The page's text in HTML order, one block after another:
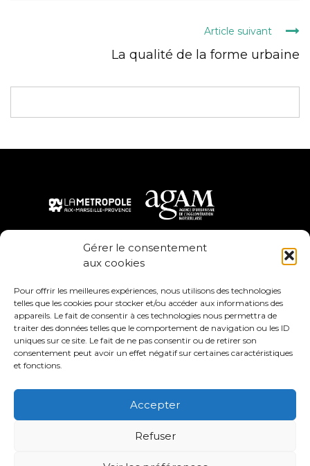
Gérer le consentement
aux cookies
Pour offrir les meilleures expériences, nous utilisons des technologies
telles que les cookies pour stocker et/ou accéder aux informations des
appareils. Le fait de consentir à ces technologies nous permettra de
traiter des données telles que le comportement de navigation ou les ID
uniques sur ce site. Le fait de ne pas consentir ou de retirer son
consentement peut avoir un effet négatif sur certaines caractéristiques
et fonctions.
Accepter
Refuser
Article suivant
La qualité de la forme urbaine
Avec le soutien de
Communauté apprenante sur l’intensification urbaine :
partenariat initié par la Métropole Aix-Marseille-Provence